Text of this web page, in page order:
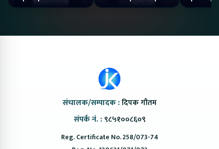
#protonemas5#protonnepal#evcarnepal
Bazar II Jankari
संचालक/सम्पादक :दिपक गौतम
संपर्क नं. : ९८५१००८६०९
Reg. Certificate No. 258/073-74